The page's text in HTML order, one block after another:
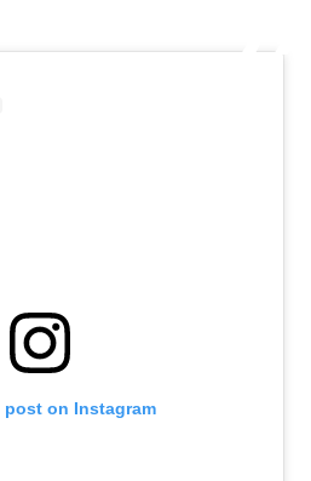
post on Instagram